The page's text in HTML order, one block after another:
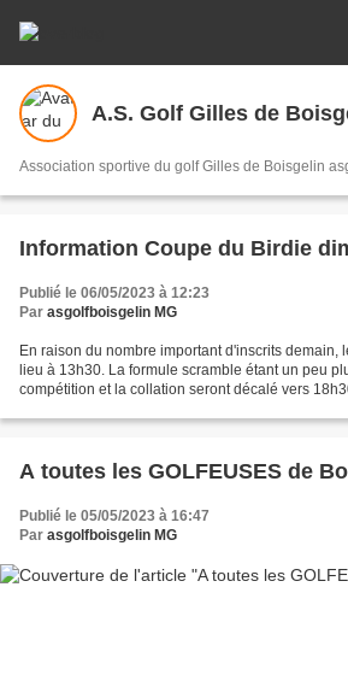
A.S. Golf Gilles de
Information Coupe du Birdie
Publié le 06/05/2023 à 12:23
Par asgolfboisgelin MG
En raison du nombre important d'inscrits demain,
lieu à 13h30. La formule scramble étant un peu
compétition et la collation seront décalé vers
A toutes les GOLFEUSES de
Publié le 05/05/2023 à 16:47
Par asgolfboisgelin MG